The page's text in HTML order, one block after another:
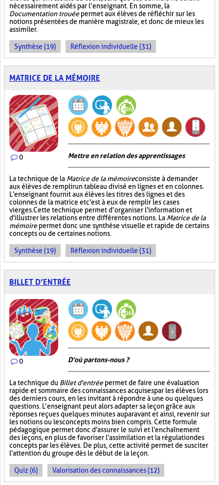
nécessairement aidés par l’enseignant. En somme, la
Documentation trouéepermet aux élèves de réfléchir sur les
notions présentées de manière magistrale, et donc de mieux les
assimiler.
Synthèse (19) Réflexion individuelle (31)
MATRICE DE LA MÉMOIRE
0 Mettre en relation des apprentissages
La technique de la Matrice de la mémoireconsiste à demander
aux élèves de remplir un tableau divisé en lignes et en colonnes.
L'enseignant fournit aux élèves les titres des lignes et des
colonnes de la matrice et c'est à eux de remplir les cases
vierges. Cette technique permet d’organiser l'information et
d'illustrer les relations entre différentes notions. La Matrice de la
mémoirepermet donc une synthèse visuelle et rapide de certains
concepts ou de certaines notions.
Synthèse (19) Réflexion individuelle (31)
BILLET D’ENTRÉE
0 D'où partons-nous ?
La technique du Billet d'entréepermet de faire une évaluation
rapide et sommaire des connaissances acquises par les élèves lors
des derniers cours, en les invitant à répondre à une ou quelques
questions. L’enseignant peut alors adapter sa leçon grâce aux
réponses reçues quelques minutes auparavant et ainsi, revenir sur
les notions ou les concepts moins bien compris. Cette formule
pédagogique permet donc d'assurer le suivi et l'enchaînement
des leçons, en plus de favoriser l'assimilation et la régulation des
concepts par les élèves. De plus, cette activité permet de susciter
l'attention du groupe dès le début de la leçon.
Quiz (6) Valorisation des connaissances (12)